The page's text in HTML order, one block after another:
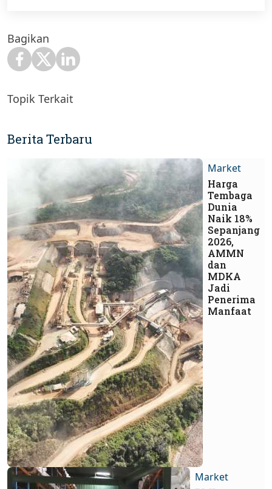
Bagikan
Topik Terkait
Berita Terbaru
Market
Harga
Tembaga
Dunia
Naik 18%
Sepanjang
2026,
AMMN
dan
MDKA
Jadi
Penerima
Manfaat
Market